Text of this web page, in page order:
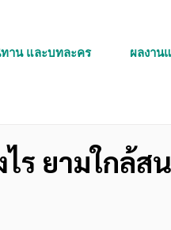
าน และบทละคร ผลงาน
ร ยามใกล้ส